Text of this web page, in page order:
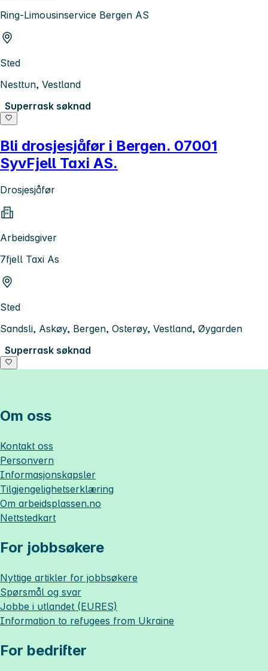
Ring-Limousinservice Bergen AS
Sted
Nesttun, Vestland
Superrask søknad
Bli drosjesjåfør i Bergen. 07001
SyvFjell Taxi AS.
Drosjesjåfør
Arbeidsgiver
7fjell Taxi As
Sted
Sandsli, Askøy, Bergen, Osterøy, Vestland, Øygarden
Superrask søknad
Om oss
Kontakt oss
Personvern
Informasjonskapsler
Tilgjengelighetserklæring
Om arbeidsplassen.no
Nettstedkart
For jobbsøkere
Nyttige artikler for jobbsøkere
Spørsmål og svar
Jobbe i utlandet (EURES)
Information to refugees from Ukraine
For bedrifter